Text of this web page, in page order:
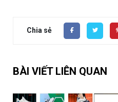
Chia sẻ
BÀI VIẾT LIÊN QUAN